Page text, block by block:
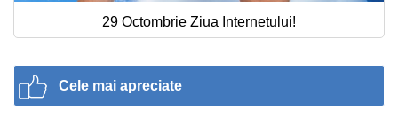
29 Octombrie Ziua Internetului!
Cele mai apreciate